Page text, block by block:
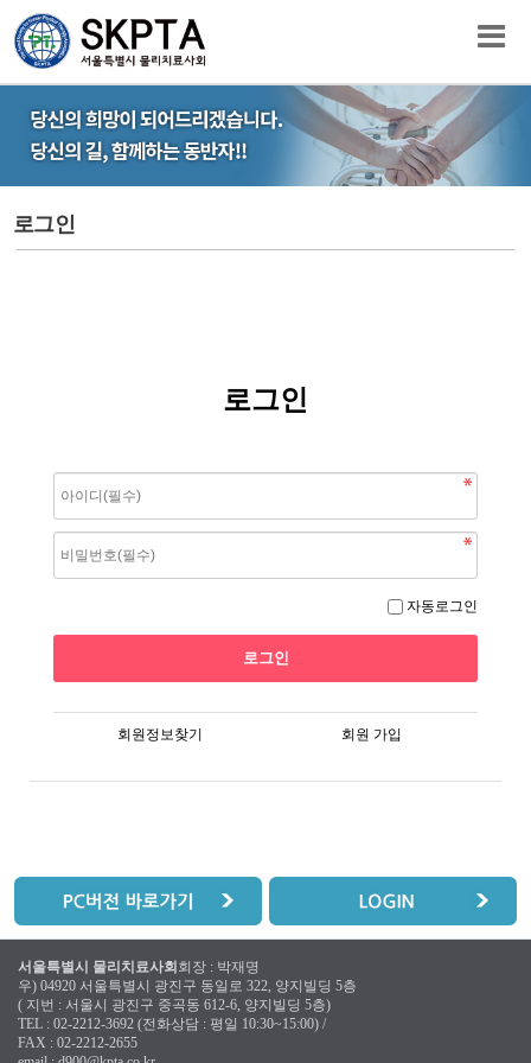
로그인
로그인
자동로그인
회원정보찾기 회원 가입
서울특별시 물리치료사회회장 : 박재명
우) 04920 서울특별시 광진구 동일로 322, 양지빌딩 5층
( 지번 : 서울시 광진구 중곡동 612-6, 양지빌딩 5층)
TEL : 02-2212-3692 (전화상담 : 평일 10:30~15:00) /
FAX : 02-2212-2655